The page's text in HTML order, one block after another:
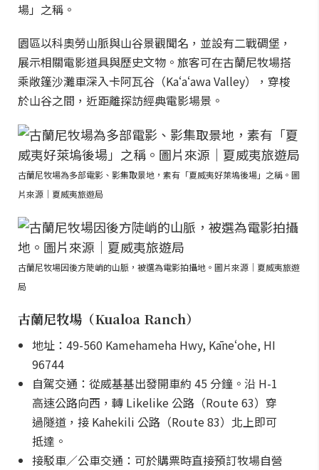
場」之稱。
園區以科奧勞山脈與山谷景觀聞名，並設有二戰碉堡，
展示相關電影道具與歷史文物。旅客可在古蘭尼牧場搭
乘敞篷沙灘車深入卡阿瓦谷（Kaʻaʻawa Valley），穿梭
於山谷之間，近距離探訪經典電影場景。
古蘭尼牧場為多部電影、影集取景地，素有「夏威夷好萊塢後場」之稱。圖
片來源｜夏威夷旅遊局
古蘭尼牧場因後方陡峭的山脈，被選為電影拍攝地。圖片來源｜夏威夷旅遊
局
古蘭尼牧場（Kualoa Ranch）
地址：49-560 Kamehameha Hwy, Kāneʻohe, HI
96744
自駕交通：從威基基出發開車約 45 分鐘。沿 H-1
高速公路向西，轉 Likelike 公路（Route 63）穿
過隧道，接 Kahekili 公路（Route 83）北上即可
抵達。
接駁車／公車交通：可於購票時直接預訂牧場自營